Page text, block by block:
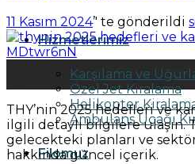
Hizmetlerimiz
Karşılama ve
Özel Jet Kiralama
Helikopter
Ambulans Uçağı
Filomuz
11 Kasım 2024’' te gönderildi
THY’nin 2025 hedefleri ve
ilgili detaylı bilgilere ulaşın.
gelecekteki planları ve
hakkında güncel içerik.